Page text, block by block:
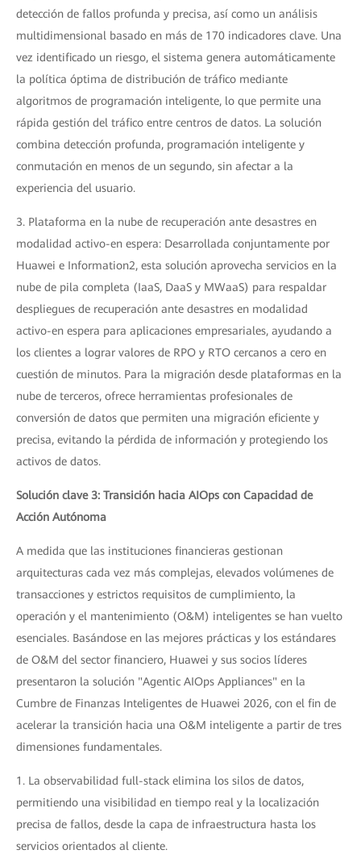
detección de fallos profunda y precisa, así como un análisis
multidimensional basado en más de 170 indicadores clave. Una
vez identificado un riesgo, el sistema genera automáticamente
la política óptima de distribución de tráfico mediante
algoritmos de programación inteligente, lo que permite una
rápida gestión del tráfico entre centros de datos. La solución
combina detección profunda, programación inteligente y
conmutación en menos de un segundo, sin afectar a la
experiencia del usuario.
3. Plataforma en la nube de recuperación ante desastres en
modalidad activo-en espera: Desarrollada conjuntamente por
Huawei e Information2, esta solución aprovecha servicios en la
nube de pila completa (IaaS, DaaS y MWaaS) para respaldar
despliegues de recuperación ante desastres en modalidad
activo-en espera para aplicaciones empresariales, ayudando a
los clientes a lograr valores de RPO y RTO cercanos a cero en
cuestión de minutos. Para la migración desde plataformas en la
nube de terceros, ofrece herramientas profesionales de
conversión de datos que permiten una migración eficiente y
precisa, evitando la pérdida de información y protegiendo los
activos de datos.
Solución clave 3: Transición hacia AIOps con Capacidad de
Acción Autónoma
A medida que las instituciones financieras gestionan
arquitecturas cada vez más complejas, elevados volúmenes de
transacciones y estrictos requisitos de cumplimiento, la
operación y el mantenimiento (O&M) inteligentes se han vuelto
esenciales. Basándose en las mejores prácticas y los estándares
de O&M del sector financiero, Huawei y sus socios líderes
presentaron la solución "Agentic AIOps Appliances" en la
Cumbre de Finanzas Inteligentes de Huawei 2026, con el fin de
acelerar la transición hacia una O&M inteligente a partir de tres
dimensiones fundamentales.
1. La observabilidad full-stack elimina los silos de datos,
permitiendo una visibilidad en tiempo real y la localización
precisa de fallos, desde la capa de infraestructura hasta los
servicios orientados al cliente.